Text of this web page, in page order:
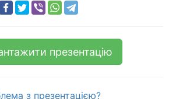
презентацію
з презентацією?